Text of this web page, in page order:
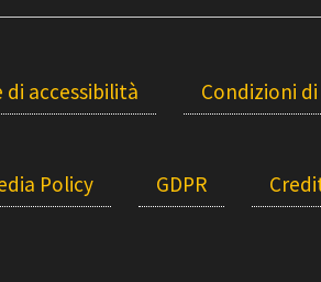
di accessibilità Condizioni
Policy GDPR